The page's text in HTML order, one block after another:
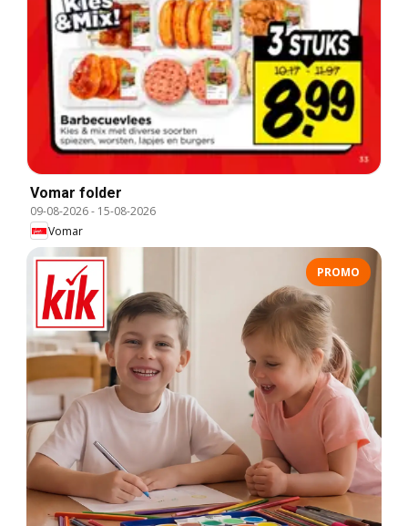
Vomar folder
09-08-2026- 15-08-2026
Vomar
PROMO